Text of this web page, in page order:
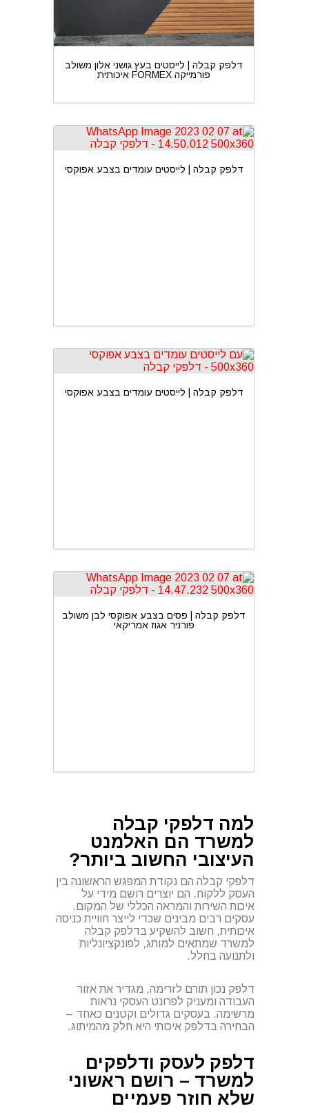
דלפק קבלה | לייסטים בעץ גושני אלון משולב
פורמייקה FORMEX איכותית
דלפק קבלה | לייסטים עומדים בצבע אפוקסי
דלפק קבלה | לייסטים עומדים בצבע אפוקסי
דלפק קבלה | פסים בצבע אפוקסי לבן משולב
פורניר אגוז אמריקאי
למה דלפקי קבלה
למשרד הם האלמנט
העיצובי החשוב ביותר?
דלפקי קבלה הם נקודת המפגש הראשונה בין
העסק ללקוח. הם יוצרים רושם מידי על
איכות השירות והמראה הכללי של המקום.
עסקים רבים מבינים שכדי לייצר חוויית כניסה
איכותית, חשוב להשקיע בדלפק קבלה
למשרד שמתאים למותג, לפונקציונליות
ולתנועה בחלל.
דלפק נכון תורם לזרימה, מגדיר את אזור
העבודה ומעניק לפרונט העסקי נראות
מרשימה. בעסקים גדולים וקטנים כאחד –
הבחירה בדלפק איכותי היא חלק מהמיתוג.
דלפק לעסק ודלפקים
למשרד – רושם ראשוני
שלא חוזר פעמיים